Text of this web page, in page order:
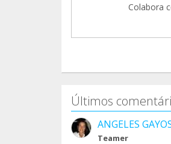
Colabora
Últimos
ANGELES
Teamer